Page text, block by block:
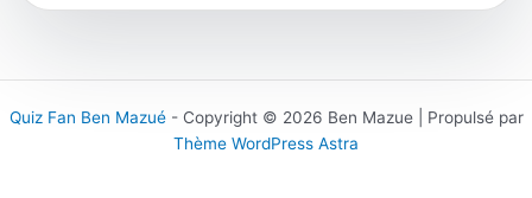
Quiz Fan Ben Mazué- Copyright © 2026 Ben Mazue | Propulsé par
Thème WordPress Astra